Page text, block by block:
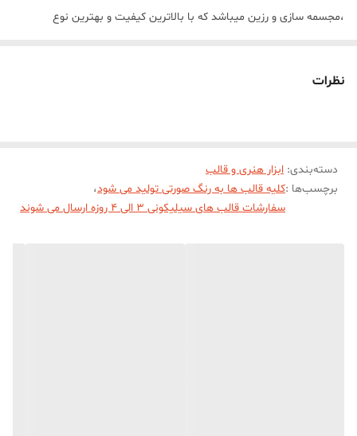
،مجسمه سازی و رزین میباشد که با بالاترین کیفیت و بهترین نوع
نظرات
دسته‌بندی: ابزار هنری و قالب
برچسب‌ها :کلیه قالب ها به رنگ صورتی تولید می شود،
سفارشات قالب های سیلیکونی 3 الی 4 روزه ارسال می شوند